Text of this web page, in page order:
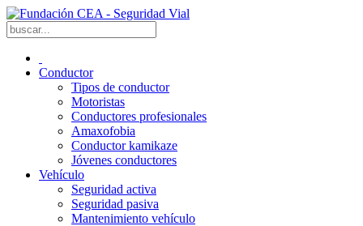
Conductor
Tipos de conductor
Motoristas
Conductores profesionales
Amaxofobia
Conductor kamikaze
Jóvenes conductores
Vehículo
Seguridad activa
Seguridad pasiva
Mantenimiento vehículo